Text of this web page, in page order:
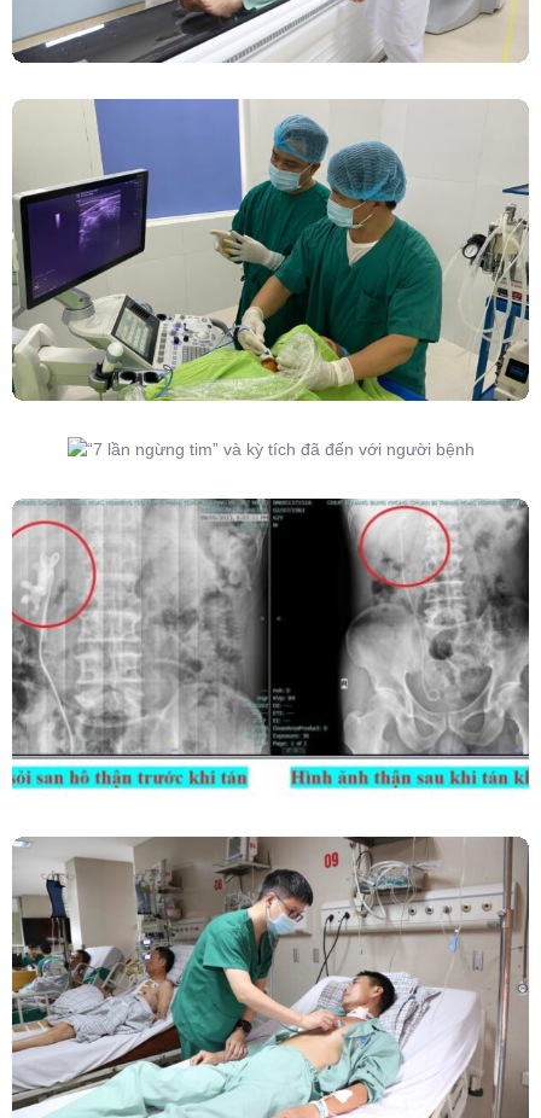
Đốt Sóng Cao Tần Dưới Siêu Âm, Điều Trị U
Lành Tuyến Giáp Không Cần Phẫu Thuật
Người Bệnh
Kết Hợp Tán Sỏi Qua Da Và Tán Sỏi Nội Soi
Ống Mềm – Kỹ Thuật Cao Loại Bỏ Triệt Để Sỏi
San Hô Thận
Phẫu Thuật Nội Soi Thay Van Tim – Bước Tiến
Vững Chắc Của Khoa Phẫu Thuật Tim Mạch
Lồng Ngực BVĐK Tỉnh Phú Thọ